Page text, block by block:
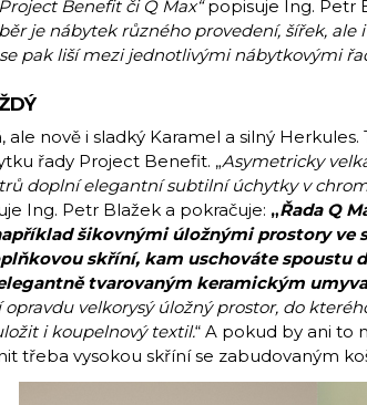
Benefit či Q Max“popisuje Ing. Petr
je nábytek různého provedení, šířek, ale
pak liší mezi jednotlivými nábytkovými
ale nově i sladký Karamel a silný Herkules.
řady Project Benefit. „Asymetricky
doplní elegantní subtilní úchytky v
Ing. Petr Blažek a pokračuje: „Řada Q
šikovnými úložnými prostory ve
skříní, kam uschováte spoustu
tvarovaným keramickým
opravdu velkorysý úložný prostor, do
i koupelnový textil.“ A pokud by ani to
třeba vysokou skříní se zabudovaným